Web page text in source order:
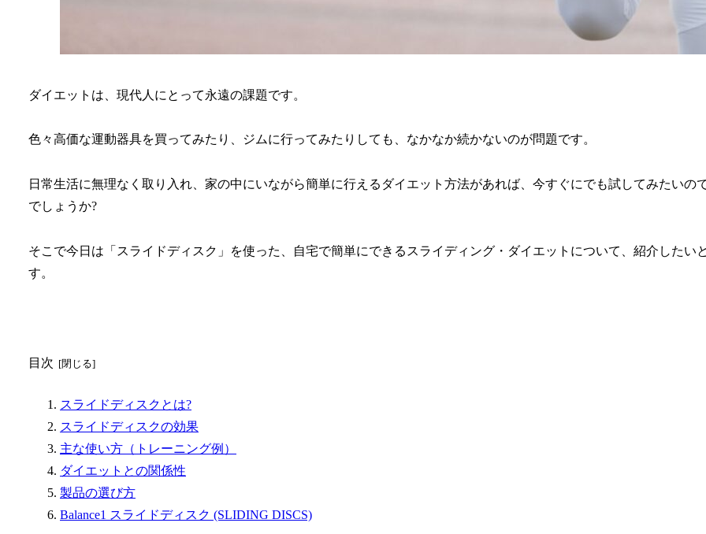
ダイエットは、現代人にとって永遠の課題です。
色々高価な運動器具を買ってみたり、ジムに行ってみたりしても、なかなか続かないのが問題です。
日常生活に無理なく取り入れ、家の中にいながら簡単に行えるダイエット方法があれば、今すぐにでも試してみたいの
でしょうか?
そこで今日は「スライドディスク」を使った、自宅で簡単にできるスライディング・ダイエットについて、紹介したい
す。
目次
スライドディスクとは?
スライドディスクの効果
主な使い方（トレーニング例）
ダイエットとの関係性
製品の選び方
Balance1 スライドディスク (SLIDING DISCS)